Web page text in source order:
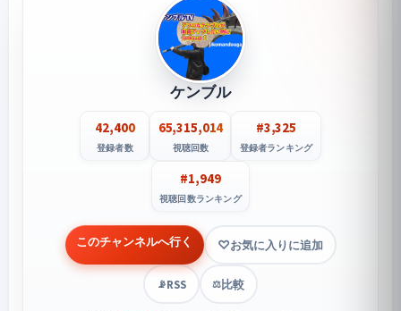
ケンブル
42,400
登録者数
65,315,014
視聴回数
#3,325
登録者ランキング
#1,949
視聴回数ランキング
このチャンネルへ行く お気に入りに追加
📡RSS ⚖️比較